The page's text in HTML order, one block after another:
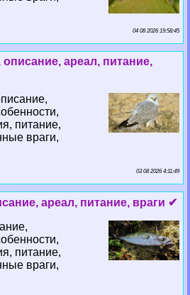
04 08 2026 19:58:45
ареал, питание,
питание,
враги,
03 08 2026 4:11:49
ареал, питание, враги ✔
питание,
враги,